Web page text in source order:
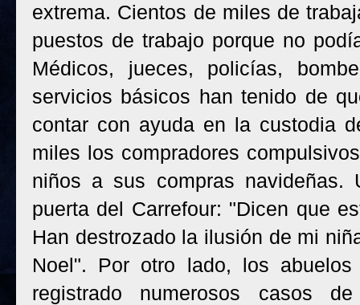
extrema. Cientos de miles de
puestos de trabajo porque no
Médicos, jueces, policías,
servicios básicos han tenido de
contar con ayuda en la custodia
miles los compradores
niños a sus compras
puerta del Carrefour: "Dicen que
Han destrozado la ilusión de mi
Noel". Por otro lado, los
registrado numerosos casos